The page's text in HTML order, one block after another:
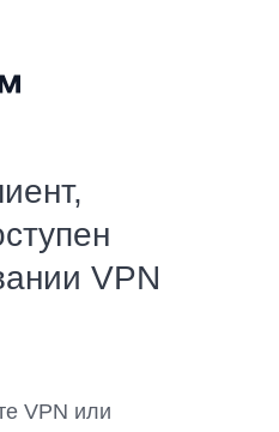
VPN
VPN или